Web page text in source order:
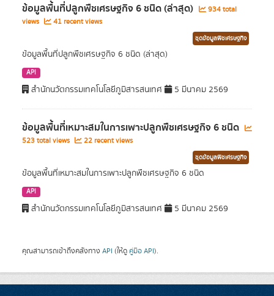
ข้อมูลพื้นที่ปลูกพืชเศรษฐกิจ 6 ชนิด (ล่าสุด)
934 total
views
41 recent views
ชุดข้อมูลพืชเศรษฐกิจ
ข้อมูลพื้นที่ปลูกพืชเศรษฐกิจ 6 ชนิด (ล่าสุด)
API
สำนักนวัตกรรมเทคโนโลยีภูมิสารสนเทศ 5 มีนาคม 2569
ข้อมูลพื้นที่เหมาะสมในการเพาะปลูกพืชเศรษฐกิจ 6 ชนิด
523 total views 22 recent views
ชุดข้อมูลพืชเศรษฐกิจ
ข้อมูลพื้นที่เหมาะสมในการเพาะปลูกพืชเศรษฐกิจ 6 ชนิด
API
สำนักนวัตกรรมเทคโนโลยีภูมิสารสนเทศ 5 มีนาคม 2569
คุณสามารถเข้าถึงคลังทาง API (ให้ดู คู่มือ API).